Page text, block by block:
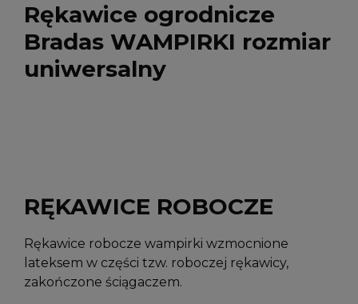
Rękawice ogrodnicze
Bradas WAMPIRKI rozmiar
uniwersalny
RĘKAWICE ROBOCZE
Rękawice robocze wampirki wzmocnione
lateksem w części tzw. roboczej rękawicy,
zakończone ściągaczem.